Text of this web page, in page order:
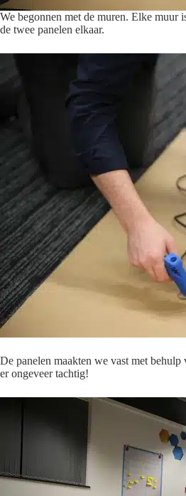
We begonnen met de muren. Elke muur
de twee panelen elkaar.
De panelen maakten we vast met
er ongeveer tachtig!